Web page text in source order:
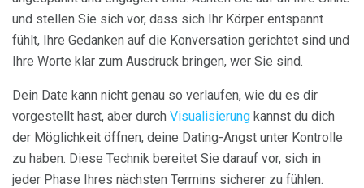
und stellen Sie sich vor, dass sich Ihr Körper entspannt
fühlt, Ihre Gedanken auf die Konversation gerichtet sind und
Ihre Worte klar zum Ausdruck bringen, wer Sie sind.
Dein Date kann nicht genau so verlaufen, wie du es dir
vorgestellt hast, aber durch Visualisierung kannst du dich
der Möglichkeit öffnen, deine Dating-Angst unter Kontrolle
zu haben. Diese Technik bereitet Sie darauf vor, sich in
jeder Phase Ihres nächsten Termins sicherer zu fühlen.